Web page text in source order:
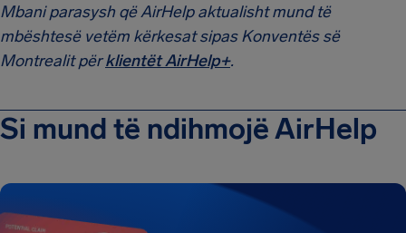
Mbani parasysh që AirHelp aktualisht mund të
mbështesë vetëm kërkesat sipas Konventës së
Montrealit për klientët AirHelp+.
Si mund të ndihmojë AirHelp